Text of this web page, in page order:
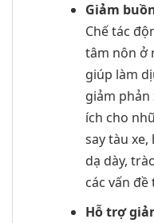
Giảm
Chế tác
tâm nôn ở
giúp làm
giảm
ích cho
say tàu
dạ dày,
các vấn
Hỗ trợ